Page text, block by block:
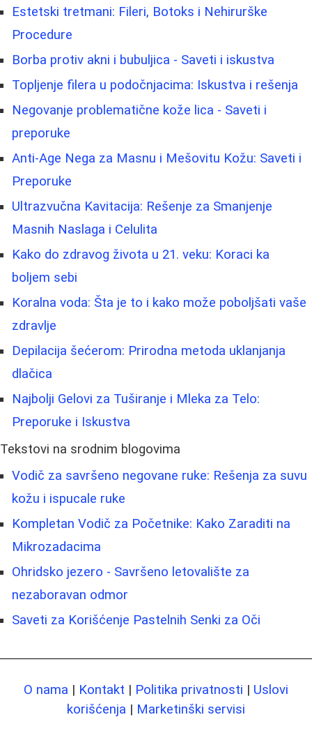
Estetski tretmani: Fileri, Botoks i Nehirurške
Procedure
Borba protiv akni i bubuljica - Saveti i iskustva
Topljenje filera u podočnjacima: Iskustva i rešenja
Negovanje problematične kože lica - Saveti i
preporuke
Anti-Age Nega za Masnu i Mešovitu Kožu: Saveti i
Preporuke
Ultrazvučna Kavitacija: Rešenje za Smanjenje
Masnih Naslaga i Celulita
Kako do zdravog života u 21. veku: Koraci ka
boljem sebi
Koralna voda: Šta je to i kako može poboljšati vaše
zdravlje
Depilacija šećerom: Prirodna metoda uklanjanja
dlačica
Najbolji Gelovi za Tuširanje i Mleka za Telo:
Preporuke i Iskustva
Tekstovi na srodnim blogovima
Vodič za savršeno negovane ruke: Rešenja za suvu
kožu i ispucale ruke
Kompletan Vodič za Početnike: Kako Zaraditi na
Mikrozadacima
Ohridsko jezero - Savršeno letovalište za
nezaboravan odmor
Saveti za Korišćenje Pastelnih Senki za Oči
O nama | Kontakt | Politika privatnosti | Uslovi
korišćenja | Marketinški servisi